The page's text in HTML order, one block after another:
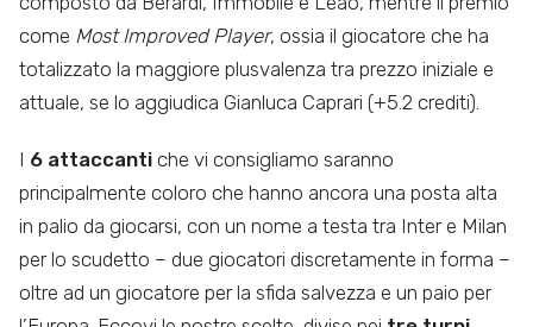
come Most Improved Player, ossia il giocatore che ha
totalizzato la maggiore plusvalenza tra prezzo iniziale e
attuale, se lo aggiudica Gianluca Caprari (+5.2 crediti).
I 6 attaccanti che vi consigliamo saranno
principalmente coloro che hanno ancora una posta alta
in palio da giocarsi, con un nome a testa tra Inter e Milan
per lo scudetto – due giocatori discretamente in forma –
oltre ad un giocatore per la sfida salvezza e un paio per